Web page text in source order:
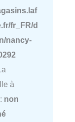
fr_FR/d
nancy-
à
non